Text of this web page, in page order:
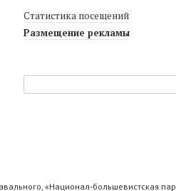
Статистика посещений
Размещение рекламы
«Национал-большевистская